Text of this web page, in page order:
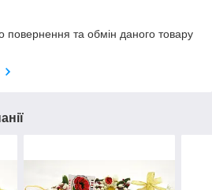
та обмін даного товару